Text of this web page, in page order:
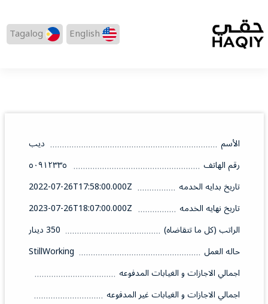
English
Tagalog
الأسم
ديب
رقم الهاتف
٥٠٩١٢٣٣٥
تاريخ بدايه الخدمه
2022-07-26T17:58:00.000Z
تاريخ نهايه الخدمه
2023-07-26T18:07:00.000Z
الراتب (كل ما تتقاضاه)
350 دينار
حاله العمل
StillWorking
اجمالي الاجازات و الغيابات المدفوعه
اجمالي الاجازات و الغيابات غير المدفوعه